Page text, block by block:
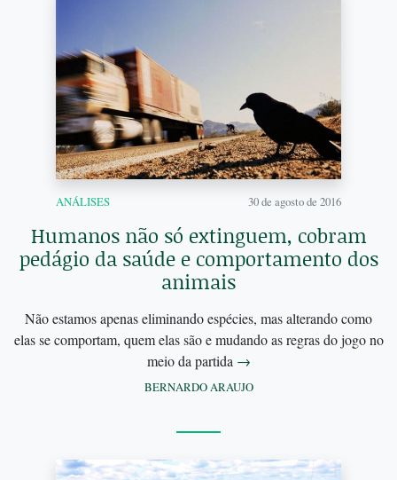
ANÁLISES 30 de agosto de 2016
Humanos não só extinguem, cobram
pedágio da saúde e comportamento dos
animais
Não estamos apenas eliminando espécies, mas alterando como
elas se comportam, quem elas são e mudando as regras do jogo no
meio da partida →
BERNARDO ARAUJO